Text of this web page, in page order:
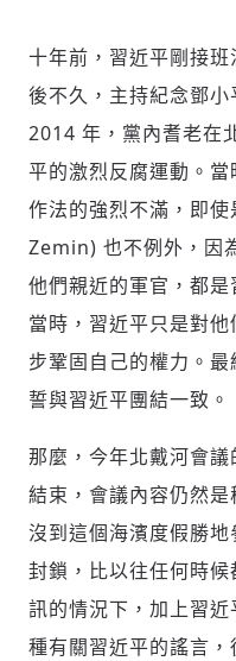
十年前，習近平剛接
後不久，主持紀念鄧
2014 年，黨內耆老在
平的激烈反腐運動。
作法的強烈不滿，即
Zemin) 也不例外，因
他們親近的軍官，都是
當時，習近平只是對
步鞏固自己的權力。
誓與習近平團結一致。
那麼，今年北戴河會
結束，會議內容仍然
沒到這個海濱度假勝
封鎖，比以往任何時
訊的情況下，加上習
種有關習近平的謠言